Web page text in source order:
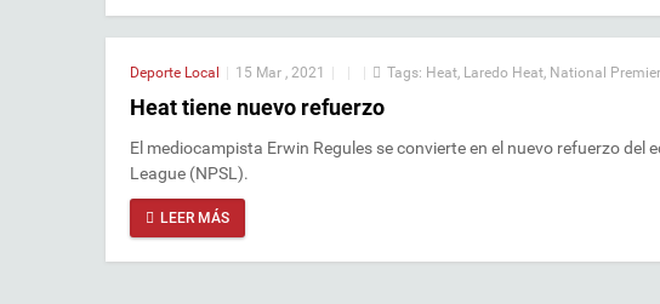
Deporte Local 15 Mar , 2021 Tags: Heat, Laredo Heat, National
Heat tiene nuevo refuerzo
El mediocampista Erwin Regules se convierte en el nuevo refuerzo
League (NPSL).
LEER MÁS